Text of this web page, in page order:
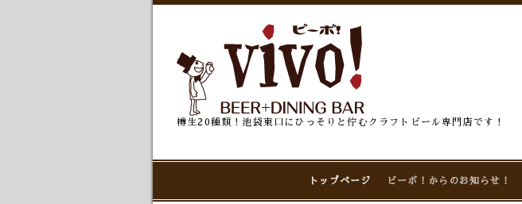
樽生20種類！池袋東口にひっそりと佇むクラフトビール専門店です！
トップページ ビーボ！からのお知らせ！